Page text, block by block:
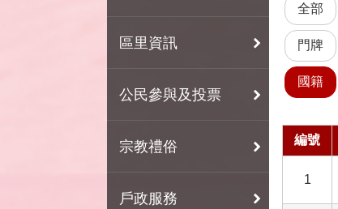
區里資訊
公民參與及投票
宗教禮俗
戶政服務
全部
門牌
國籍
編號
1